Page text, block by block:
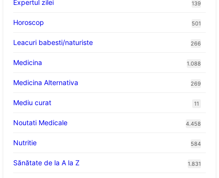
Expertul zilei 139
Horoscop 501
Leacuri babesti/naturiste 266
Medicina 1.088
Medicina Alternativa 269
Mediu curat 11
Noutati Medicale 4.458
Nutritie 584
Sănătate de la A la Z 1.831